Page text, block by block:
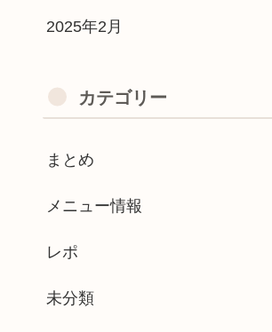
2025年2月
カテゴリー
まとめ
メニュー情報
レポ
未分類